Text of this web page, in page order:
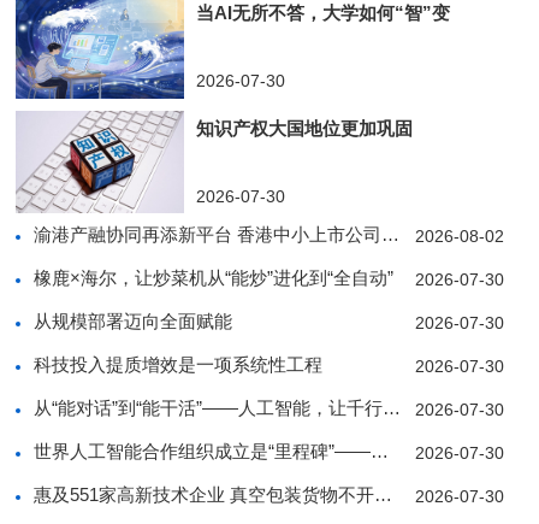
当AI无所不答，大学如何“智”变
2026-07-30
知识产权大国地位更加巩固
2026-07-30
渝港产融协同再添新平台 香港中小上市公司协会西南 2026-08-02
橡鹿×海尔，让炒菜机从“能炒”进化到“全自动” 2026-07-30
从规模部署迈向全面赋能 2026-07-30
科技投入提质增效是一项系统性工程 2026-07-30
从“能对话”到“能干活”——人工智能，让千行百业 2026-07-30
世界人工智能合作组织成立是“里程碑”——访中亚人 2026-07-30
惠及551家高新技术企业 真空包装货物不开箱也能 2026-07-30